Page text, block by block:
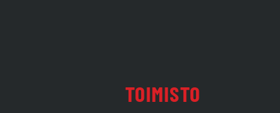
TOIMISTO